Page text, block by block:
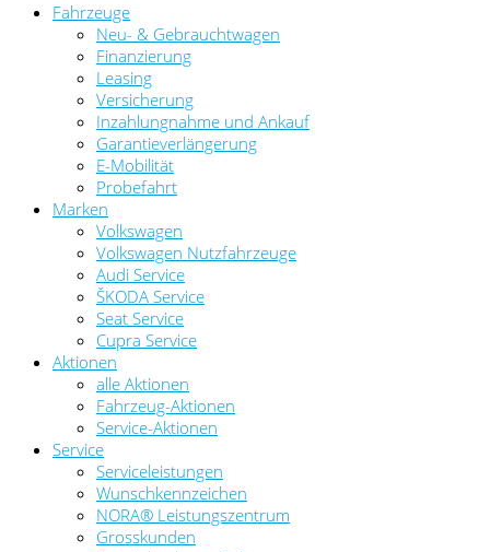
Fahrzeuge
Neu- & Gebrauchtwagen
Finanzierung
Leasing
Versicherung
Inzahlungnahme und Ankauf
Garantieverlängerung
E-Mobilität
Probefahrt
Marken
Volkswagen
Volkswagen Nutzfahrzeuge
Audi Service
ŠKODA Service
Seat Service
Cupra Service
Aktionen
alle Aktionen
Fahrzeug-Aktionen
Service-Aktionen
Service
Serviceleistungen
Wunschkennzeichen
NORA® Leistungszentrum
Grosskunden